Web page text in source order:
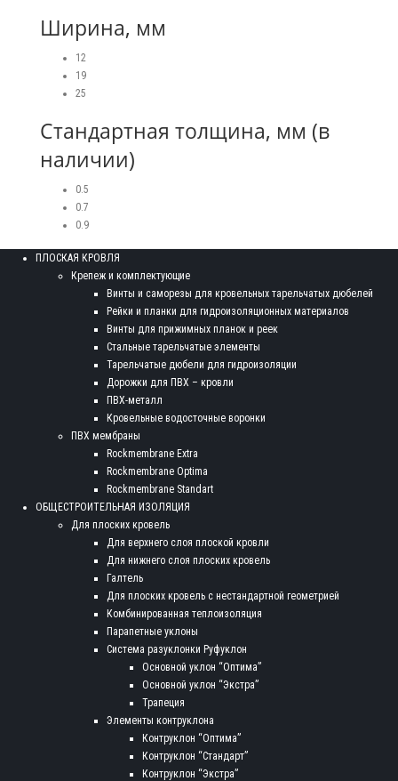
Ширина, мм
12
19
25
Стандартная толщина, мм (в
наличии)
0.5
0.7
0.9
ПЛОСКАЯ КРОВЛЯ
Крепеж и комплектующие
Винты и саморезы для кровельных тарельчатых дюбелей
Рейки и планки для гидроизоляционных материалов
Винты для прижимных планок и реек
Стальные тарельчатые элементы
Тарельчатые дюбели для гидроизоляции
Дорожки для ПВХ – кровли
ПВХ-металл
Кровельные водосточные воронки
ПВХ мембраны
Rockmembrane Extra
Rockmembrane Optima
Rockmembrane Standart
ОБЩЕСТРОИТЕЛЬНАЯ ИЗОЛЯЦИЯ
Для плоских кровель
Для верхнего слоя плоской кровли
Для нижнего слоя плоских кровель
Галтель
Для плоских кровель с нестандартной геометрией
Комбинированная теплоизоляция
Парапетные уклоны
Система разуклонки Руфуклон
Основной уклон “Оптима”
Основной уклон “Экстра”
Трапеция
Элементы контруклона
Контруклон “Оптима”
Контруклон “Стандарт”
Контруклон “Экстра”